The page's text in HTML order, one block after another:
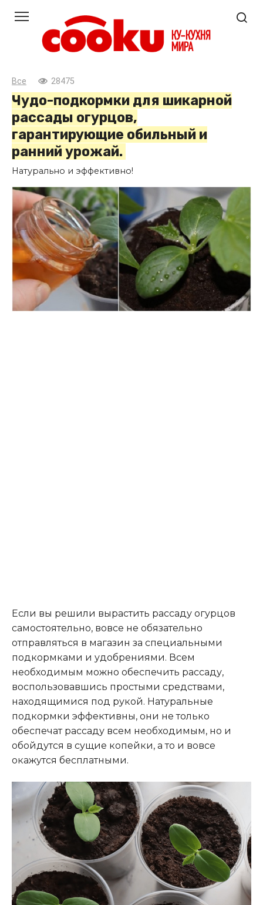
контенту
Все 28475
Чудо-подкормки для шикарной
рассады огурцов,
гарантирующие обильный и
ранний урожай.
Натурально и эффективно!
Если вы решили вырастить рассаду огурцов
самостоятельно, вовсе не обязательно
отправляться в магазин за специальными
подкормками и удобрениями. Всем
необходимым можно обеспечить рассаду,
воспользовавшись простыми средствами,
находящимися под рукой. Натуральные
подкормки эффективны, они не только
обеспечат рассаду всем необходимым, но и
обойдутся в сущие копейки, а то и вовсе
окажутся бесплатными.